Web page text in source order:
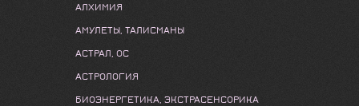
АЛХИМИЯ
АМУЛЕТЫ, ТАЛИСМАНЫ
АСТРАЛ, ОС
АСТРОЛОГИЯ
БИОЭНЕРГЕТИКА, ЭКСТРАСЕНСОРИКА